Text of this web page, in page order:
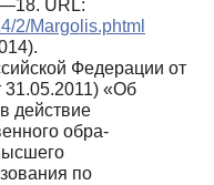
URL:
2/Margolis.phtml
Федерации от
«Об
действие
обра­
по